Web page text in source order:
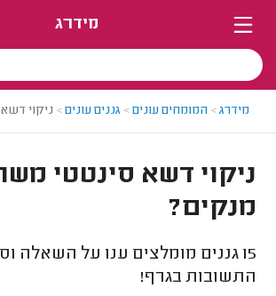
מידרג
מידרג> המומחים עונים> גננים עונים> ניקוי
ניקוי דשא סינטטי
מנקים?
15 גננים מומלצים ענו על השאלה
התשובות בגרף!